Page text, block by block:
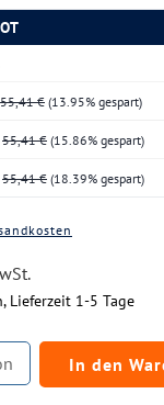
55,41 € (13.95% gespart)
55,41 € (15.86% gespart)
55,41 € (18.39% gespart)
Lieferzeit 1-5 Tage
Gib den
In den